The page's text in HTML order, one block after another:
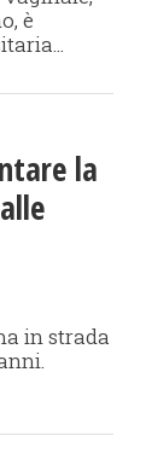
è
la
in strada